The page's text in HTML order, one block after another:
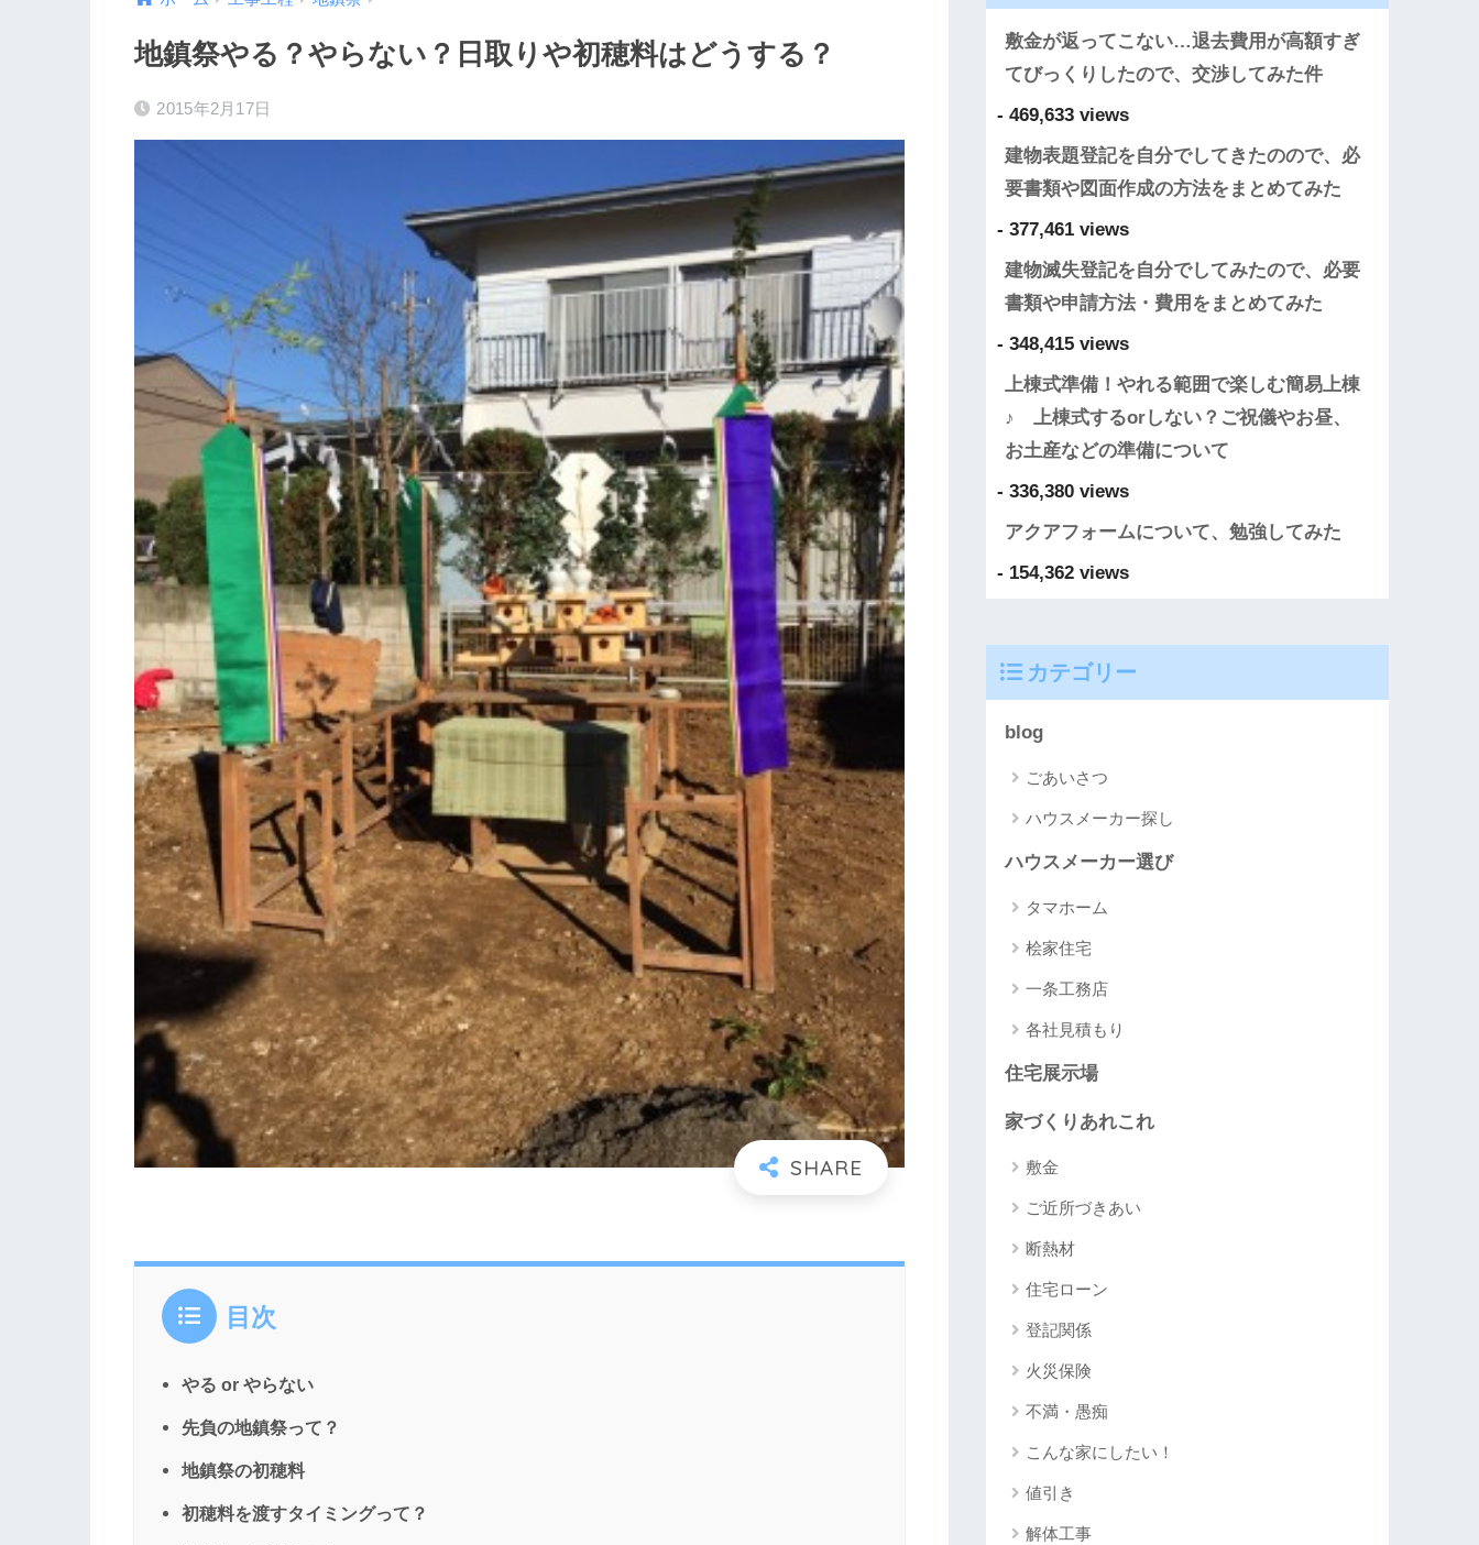
地鎮祭やる？やらない？日取りや初穂料はどうする？
2015年2月17日
目次
やる or やらない
先負の地鎮祭って？
地鎮祭の初穂料
初穂料を渡すタイミングって？
敷金が返ってこない…退去費用が高額すぎ
てびっくりしたので、交渉してみた件
- 469,633 views
建物表題登記を自分でしてきたのので、必
要書類や図面作成の方法をまとめてみた
- 377,461 views
建物滅失登記を自分でしてみたので、必要
書類や申請方法・費用をまとめてみた
- 348,415 views
上棟式準備！やれる範囲で楽しむ簡易上棟
♪ 上棟式するorしない？ご祝儀やお昼、
お土産などの準備について
- 336,380 views
アクアフォームについて、勉強してみた
- 154,362 views
カテゴリー
blog
ごあいさつ
ハウスメーカー探し
ハウスメーカー選び
タマホーム
桧家住宅
一条工務店
各社見積もり
住宅展示場
家づくりあれこれ
敷金
ご近所づきあい
断熱材
住宅ローン
登記関係
火災保険
不満・愚痴
こんな家にしたい！
値引き
解体工事